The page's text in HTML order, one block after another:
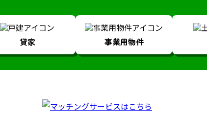
貸家 事業用物件